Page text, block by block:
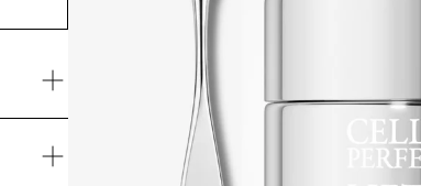
le contour de l’œil. Il lisse, lifte et ravive l’éclat du
synthèse de collagène et protège la peau des
beurre de karité et acide hyaluronique